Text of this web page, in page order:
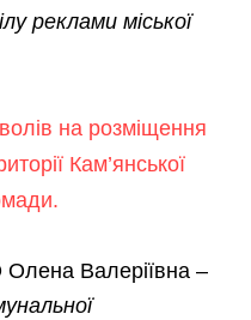
реклами міської
на розміщення
Кам’янської
Валеріївна –